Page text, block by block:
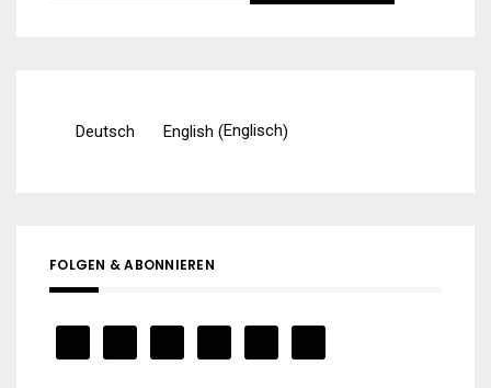
Deutsch English (Englisch)
FOLGEN & ABONNIEREN